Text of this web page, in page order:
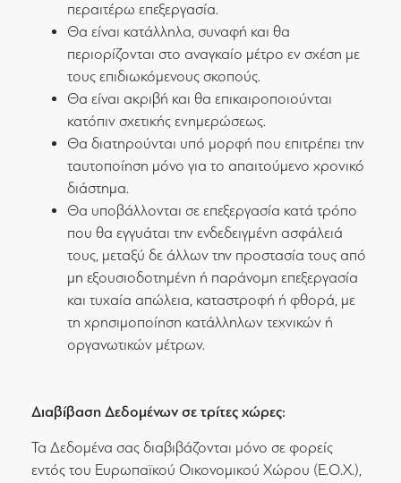
περαιτέρω επεξεργασία.
Θα είναι κατάλληλα, συναφή και θα
περιορίζονται στο αναγκαίο μέτρο εν σχέση με
τους επιδιωκόμενους σκοπούς.
Θα είναι ακριβή και θα επικαιροποιούνται
κατόπιν σχετικής ενημερώσεως.
Θα διατηρούνται υπό μορφή που επιτρέπει την
ταυτοποίηση μόνο για το απαιτούμενο χρονικό
διάστημα.
Θα υποβάλλονται σε επεξεργασία κατά τρόπο
που θα εγγυάται την ενδεδειγμένη ασφάλειά
τους, μεταξύ δε άλλων την προστασία τους από
μη εξουσιοδοτημένη ή παράνομη επεξεργασία
και τυχαία απώλεια, καταστροφή ή φθορά, με
τη χρησιμοποίηση κατάλληλων τεχνικών ή
οργανωτικών μέτρων.
Διαβίβαση Δεδομένων σε τρίτες χώρες:
Τα Δεδομένα σας διαβιβάζονται μόνο σε φορείς
εντός του Ευρωπαϊκού Οικονομικού Χώρου (Ε.Ο.Χ.),